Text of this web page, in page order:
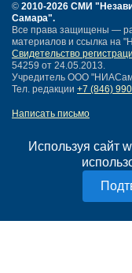
Используя сайт
© 2010-2026 СМИ
Самара".
Все права защищены —
материалов и ссылка на
Свидетельство
54259 от 24.05.2013.
Учредитель ООО
Тел. редакции +7 (846)
Написать письмо
Нашли ошибку?
Политика